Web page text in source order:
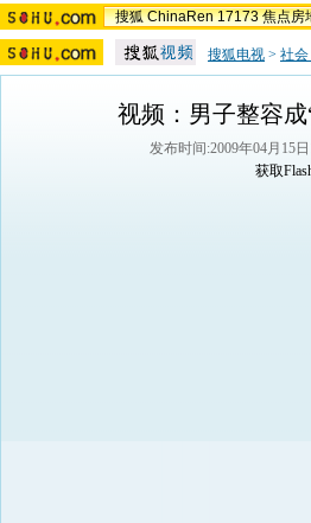
搜狐 ChinaRen 17173 焦点房
搜狐电视 > 社会
视频：男子整容
发布时间:2009年04月15日
获取